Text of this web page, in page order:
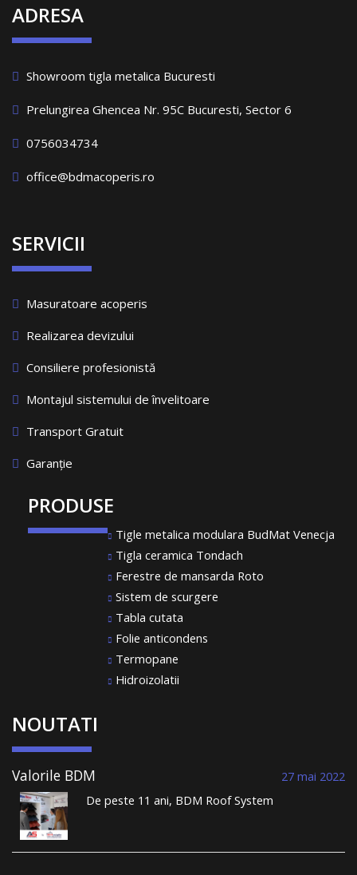
ADRESA
Showroom tigla metalica Bucuresti
Prelungirea Ghencea Nr. 95C Bucuresti, Sector 6
0756034734
office@bdmacoperis.ro
SERVICII
Masuratoare acoperis
Realizarea devizului
Consiliere profesionistă
Montajul sistemului de învelitoare
Transport Gratuit
Garanție
PRODUSE
Tigle metalica modulara BudMat Venecja
Tigla ceramica Tondach
Ferestre de mansarda Roto
Sistem de scurgere
Tabla cutata
Folie anticondens
Termopane
Hidroizolatii
NOUTATI
Valorile BDM
Roof System au
condus la
performanță și la
un portofoliu
vast de clienți
27 mai 2022
De peste 11 ani, BDM Roof System
toată lumea se plânge de lipsa meseriașilor, de